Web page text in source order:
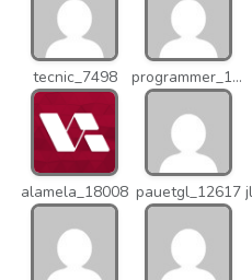
tecnic_7498 programmer_12837
alamela_18008 pauetgl_12617